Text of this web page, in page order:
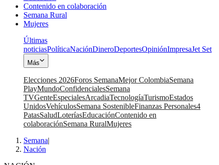
Contenido en colaboración
Semana Rural
Mujeres
Últimas
noticiasPolíticaNaciónDineroDeportesOpiniónImpresaJet Set
Más
Elecciones 2026Foros SemanaMejor ColombiaSemana
PlayMundoConfidencialesSemana
TVGenteEspecialesArcadiaTecnologíaTurismoEstados
UnidosVehículosSemana SostenibleFinanzas Personales4
PatasSaludLoteríasEducaciónContenido en
colaboraciónSemana RuralMujeres
Semana|
Nación